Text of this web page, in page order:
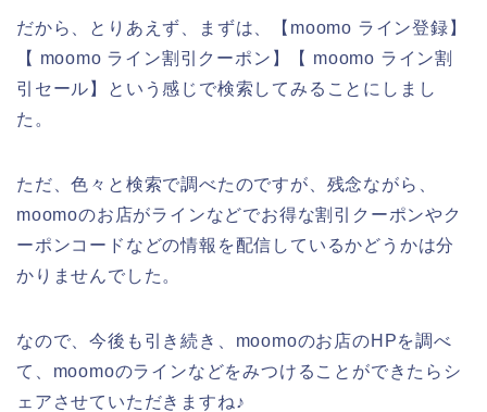
だから、とりあえず、まずは、【moomo ライン登録】
【 moomo ライン割引クーポン】【 moomo ライン割
引セール】という感じで検索してみることにしまし
た。
ただ、色々と検索で調べたのですが、残念ながら、
moomoのお店がラインなどでお得な割引クーポンやク
ーポンコードなどの情報を配信しているかどうかは分
かりませんでした。
なので、今後も引き続き、moomoのお店のHPを調べ
て、moomoのラインなどをみつけることができたらシ
ェアさせていただきますね♪